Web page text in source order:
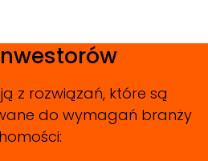
z rozwiązań, które są
do wymagań branży